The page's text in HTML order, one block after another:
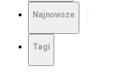
Najnowsze
Tagi